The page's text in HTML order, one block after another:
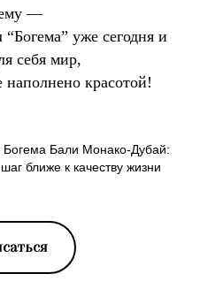
—
уже сегодня и
себя мир,
наполнено красотой!
Богема Бали Монако-Дубай:
ближе к качеству жизни